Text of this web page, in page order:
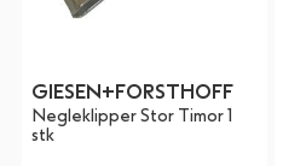
GIESEN+FORSTHOFF
Negleklipper Stor Timor 1
stk